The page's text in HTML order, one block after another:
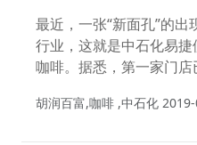
杯？
最近，一张“新面孔”的
行业，这就是中石化易
咖啡。据悉，第一家门
场，也将进一步加剧了咖
胡润百富,咖啡 ,中石化